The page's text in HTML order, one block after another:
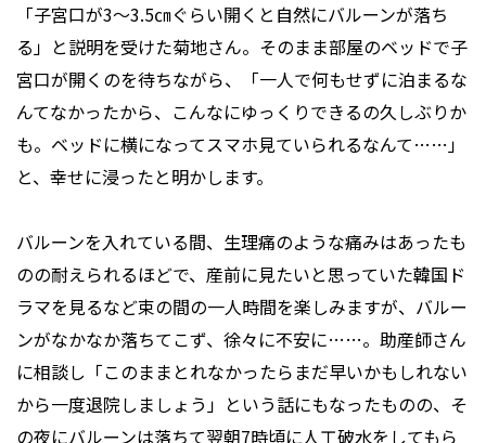
「子宮口が3～3.5㎝ぐらい開くと自然にバルーンが落ち
る」と説明を受けた菊地さん。そのまま部屋のベッドで子
宮口が開くのを待ちながら、「一人で何もせずに泊まるな
んてなかったから、こんなにゆっくりできるの久しぶりか
も。ベッドに横になってスマホ見ていられるなんて……」
と、幸せに浸ったと明かします。
バルーンを入れている間、生理痛のような痛みはあったも
のの耐えられるほどで、産前に見たいと思っていた韓国ド
ラマを見るなど束の間の一人時間を楽しみますが、バルー
ンがなかなか落ちてこず、徐々に不安に……。助産師さん
に相談し「このままとれなかったらまだ早いかもしれない
から一度退院しましょう」という話にもなったものの、そ
の夜にバルーンは落ちて翌朝7時頃に人工破水をしてもら